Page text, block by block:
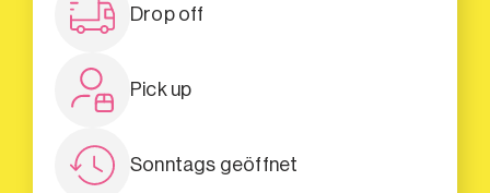
Drop off
Pick up
Sonntags geöffnet